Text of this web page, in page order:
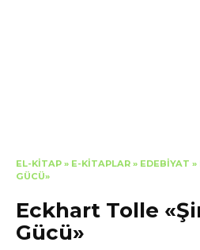
EL-KITAP » E-KITAPLAR » EDEBIYAT »
GÜCÜ»
Eckhart Tolle
Gücü»